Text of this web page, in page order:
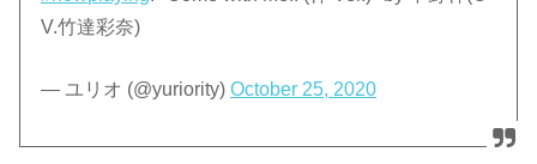
V.竹達彩奈)
— ユリオ (@yuriority)October 25, 2020